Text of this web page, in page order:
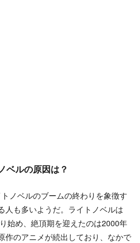
ベルの原因は？
ノベルのブームの終わりを象徴す
人も多いようだ。ライトノベルは
始め、絶頂期を迎えたのは2000年
作のアニメが続出しており、なかで